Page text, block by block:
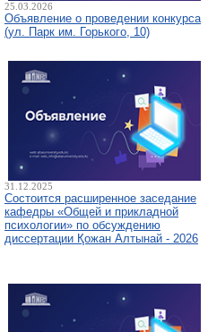
25.03.2026
Объявление о проведении конкурса
(ул. Парк им. Горького, 10)
31.12.2025
Состоится расширенное заседание
кафедры «Общей и прикладной
психологии» по обсуждению
диссертации Қожан Алтынай - 2026